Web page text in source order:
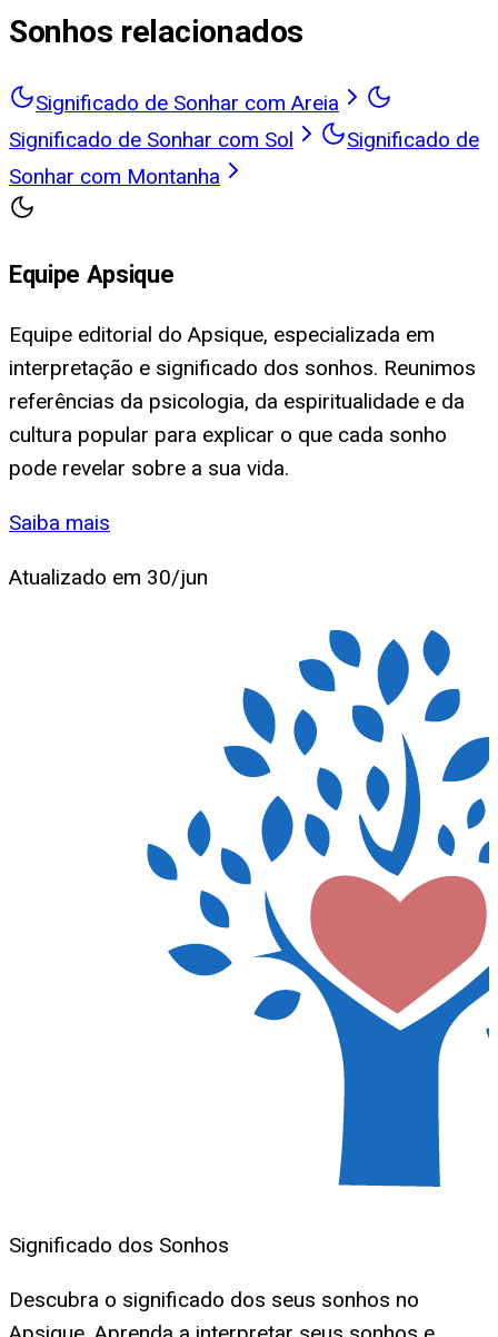
Sonhos relacionados
Significado de Sonhar com Areia
Significado de Sonhar com Sol
Significado de
Sonhar com Montanha
Equipe Apsique
Equipe editorial do Apsique, especializada em
interpretação e significado dos sonhos. Reunimos
referências da psicologia, da espiritualidade e da
cultura popular para explicar o que cada sonho
pode revelar sobre a sua vida.
Saiba mais
Atualizado em 30/jun
Significado dos Sonhos
Descubra o significado dos seus sonhos no